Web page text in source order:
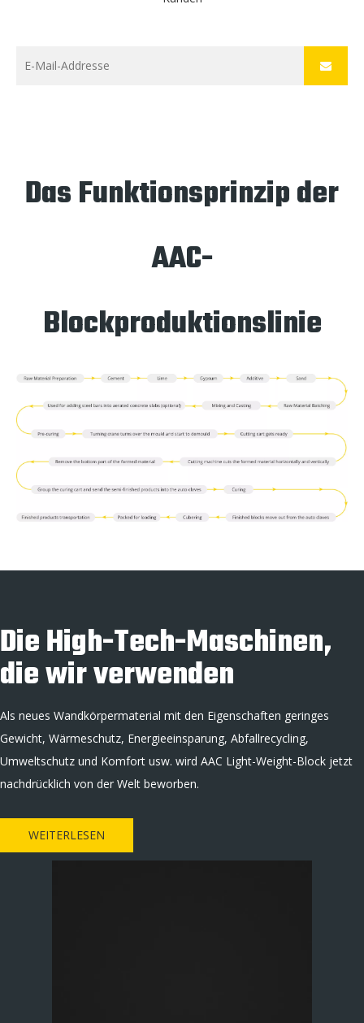
Das Funktionsprinzip der
AAC-
Blockproduktionslinie
Die High-Tech-Maschinen,
die wir verwenden
Als neues Wandkörpermaterial mit den Eigenschaften geringes
Gewicht, Wärmeschutz, Energieeinsparung, Abfallrecycling,
Umweltschutz und Komfort usw. wird AAC Light-Weight-Block jetzt
nachdrücklich von der Welt beworben.
WEITERLESEN